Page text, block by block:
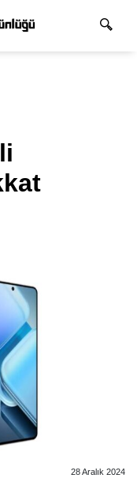
28 Aralık 2024